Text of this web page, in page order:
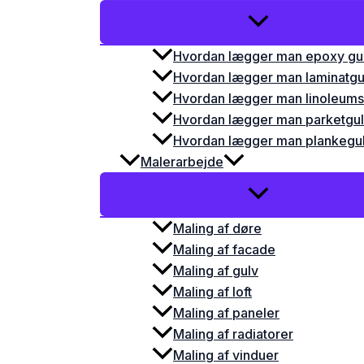
Hvordan lægger man epoxy
Hvordan lægger man
Hvordan lægger man
Hvordan lægger man
Hvordan lægger man
Malerarbejde
Maling af døre
Maling af facade
Maling af gulv
Maling af loft
Maling af paneler
Maling af radiatorer
Maling af vinduer